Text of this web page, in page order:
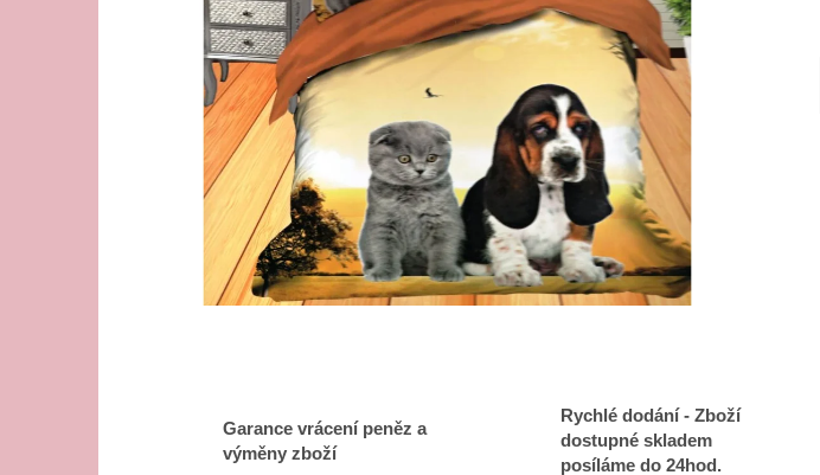
Garance vrácení peněz a
výměny zboží
Rychlé dodání - Zboží
dostupné skladem
posíláme do 24hod.